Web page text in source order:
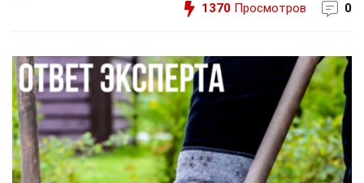
1370 Просмотров 0